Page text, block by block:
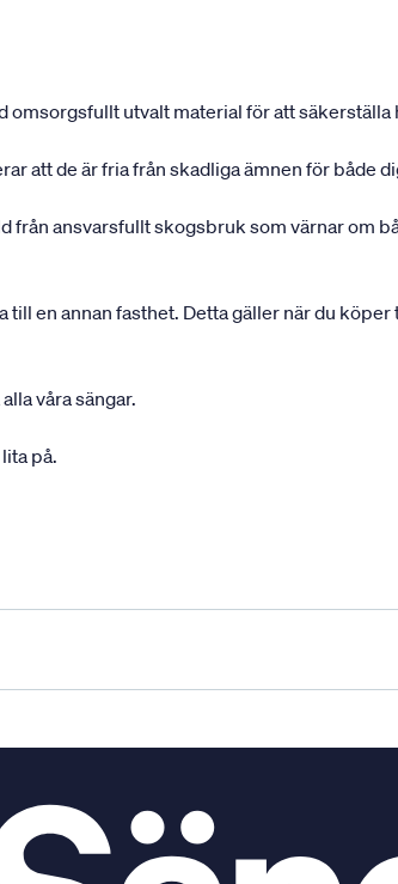
utvalt material för att säkerställa
att de är fria från skadliga ämnen för både
från ansvarsfullt skogsbruk som värnar om
en annan fasthet. Detta gäller när du
våra sängar.
på.